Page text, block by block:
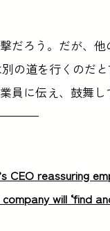
だろう。だが、
の道を行くのだ
員に伝え、鼓舞し
CEO reassuring
will ‘find